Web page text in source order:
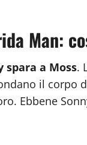
Man:
spara a Moss.
il corpo
Ebbene